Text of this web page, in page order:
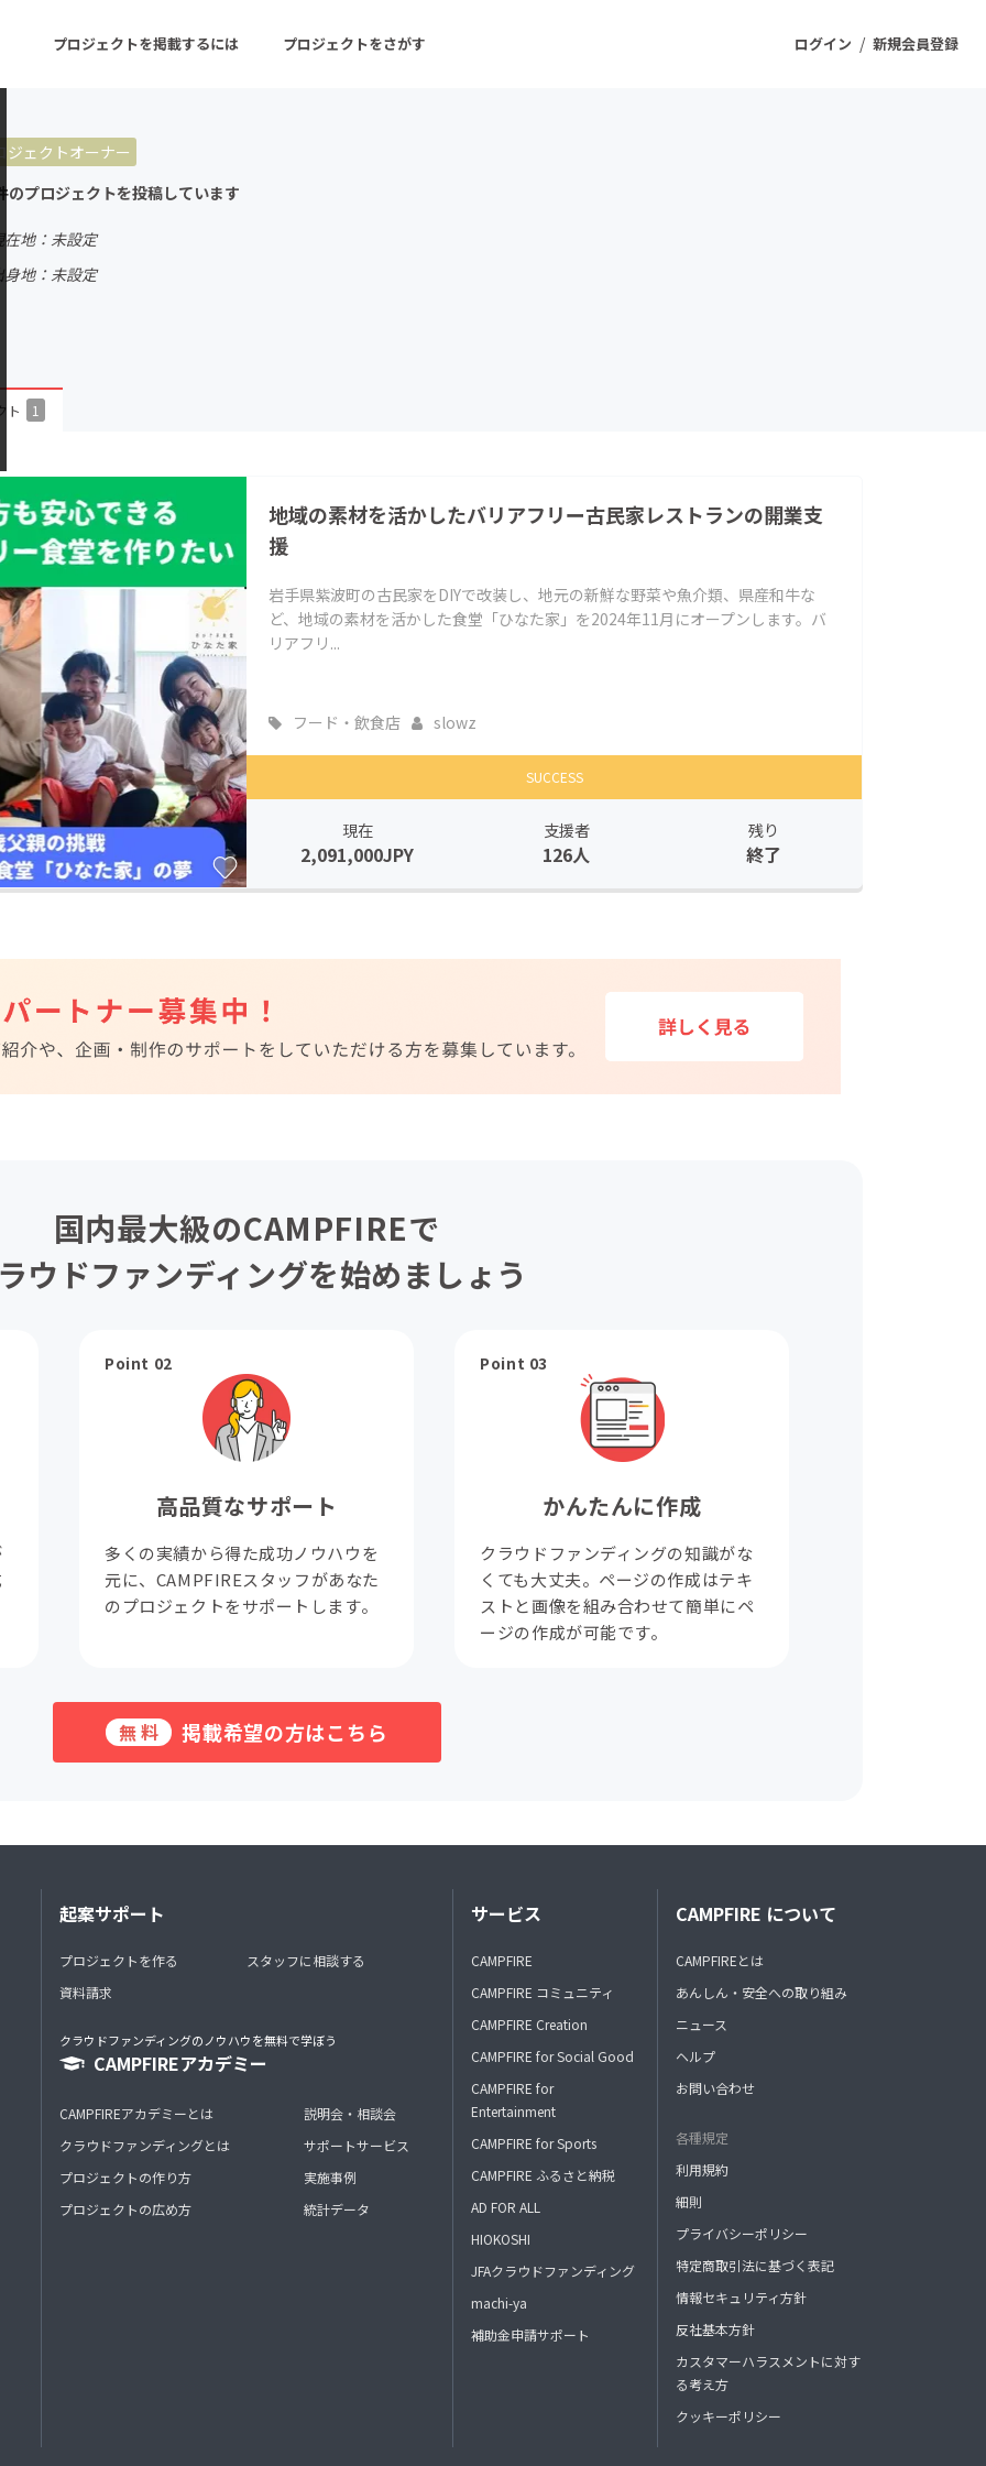
ログイン / 新規会員登録
プロジェクトを掲載するには プロジェクトをさがす
ーン 注目の新着プロジェクト
音楽
チャレンジ
CAMPFIRE for Social Good
CAMPFIRE Creation
CAMPFIREふるさと納税
machi-ya
ジェクトオーナー
のプロジェクトを投稿しています
在地：未設定
身地：未設定
ト 1
地域の素材を活かしたバリアフリー古民家レストランの開業支
援
岩手県紫波町の古民家をDIYで改装し、地元の新鮮な野菜や魚介類、県産和牛な
ど、地域の素材を活かした食堂「ひなた家」を2024年11月にオープンします。バ
リアフリ...
フード・飲食店 slowz
SUCCESS
現在
2,091,000JPY
支援者
126人
残り
終了
国内最大級のCAMPFIREで
ウドファンディングを始めましょう
Point 02
高品質なサポート
多くの実績から得た成功ノウハウを
元に、CAMPFIREスタッフがあなた
のプロジェクトをサポートします。
Point 03
かんたんに作成
クラウドファンディングの知識がな
くても大丈夫。ページの作成はテキ
ストと画像を組み合わせて簡単にペ
ージの作成が可能です。
無料 掲載希望の方はこちら
起案サポート
プロジェクトを作る
資料請求
スタッフに相談する
クラウドファンディングのノウハウを無料で学ぼう
CAMPFIREアカデミー
CAMPFIREアカデミーとは
クラウドファンディングとは
プロジェクトの作り方
プロジェクトの広め方
説明会・相談会
サポートサービス
実施事例
統計データ
サービス
CAMPFIRE
CAMPFIRE コミュニティ
CAMPFIRE Creation
CAMPFIRE for Social Good
CAMPFIRE for
Entertainment
CAMPFIRE for Sports
CAMPFIRE ふるさと納税
AD FOR ALL
HIOKOSHI
JFAクラウドファンディング
machi-ya
補助金申請サポート
CAMPFIRE について
CAMPFIREとは
あんしん・安全への取り組み
ニュース
ヘルプ
お問い合わせ
各種規定
利用規約
細則
プライバシーポリシー
特定商取引法に基づく表記
情報セキュリティ方針
反社基本方針
カスタマーハラスメントに対す
る考え方
クッキーポリシー